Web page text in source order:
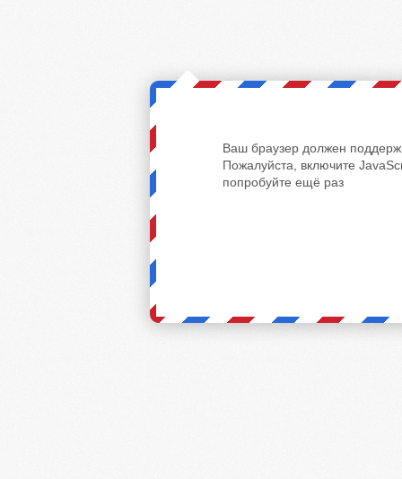
Ваш браузер должен
Пожалуйста, включите
попробуйте ещё раз